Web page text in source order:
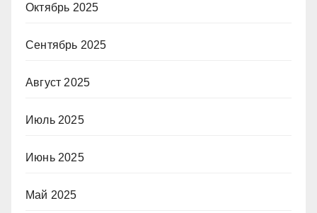
Октябрь 2025
Сентябрь 2025
Август 2025
Июль 2025
Июнь 2025
Май 2025